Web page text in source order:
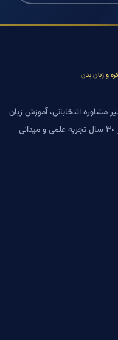
و زبان بدن
مشاوره انتخاباتی، آموزش زبان
بدن، فنون مذاکره و برندسازی شخصی با بیش از ۳۰ سال تجربه علمی و میدانی